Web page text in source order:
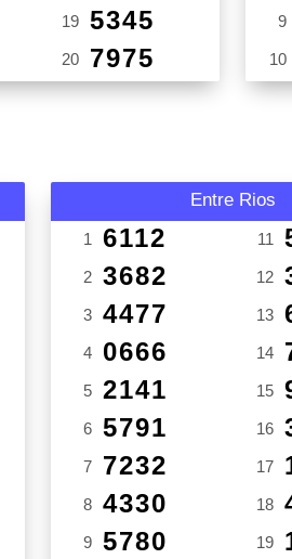
19 5345
20 7975
9
10
Entre Rios
1 6112
2 3682
3 4477
4 0666
5 2141
6 5791
7 7232
8 4330
9 5780
11
12
13
14
15
16
17
18
19